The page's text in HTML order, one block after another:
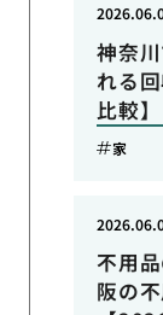
神奈
れる
比較】
家
不用
阪の